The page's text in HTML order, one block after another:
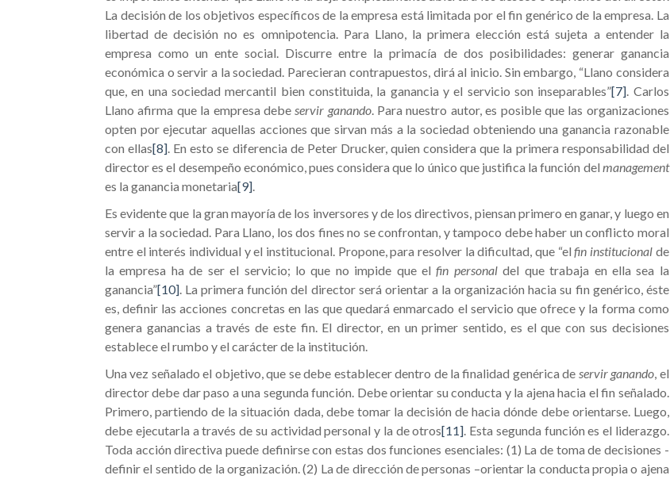
La decisión de los objetivos específicos de la empresa está limitada por el fin genérico de la empresa. La
libertad de decisión no es omnipotencia. Para Llano, la primera elección está sujeta a entender la
empresa como un ente social. Discurre entre la primacía de dos posibilidades: generar ganancia
económica o servir a la sociedad. Parecieran contrapuestos, dirá al inicio. Sin embargo, “Llano considera
que, en una sociedad mercantil bien constituida, la ganancia y el servicio son inseparables”[7]. Carlos
Llano afirma que la empresa debeservir ganando. Para nuestro autor, es posible que las organizaciones
opten por ejecutar aquellas acciones que sirvan más a la sociedad obteniendo una ganancia razonable
con ellas[8]. En esto se diferencia de Peter Drucker, quien considera que la primera responsabilidad del
director es el desempeño económico, pues considera que lo único que justifica la función del management
es la ganancia monetaria[9].
Es evidente que la gran mayoría de los inversores y de los directivos, piensan primero en ganar, y luego en
servir a la sociedad. Para Llano, los dos fines no se confrontan, y tampoco debe haber un conflicto moral
entre el interés individual y el institucional. Propone, para resolver la dificultad, que “elfin institucional de
la empresa ha de ser el servicio; lo que no impide que elfin personaldel que trabaja en ella sea la
ganancia”[10]. La primera función del director será orientar a la organización hacia su fin genérico, éste
es, definir las acciones concretas en las que quedará enmarcado el servicio que ofrece y la forma como
genera ganancias a través de este fin. El director, en un primer sentido, es el que con sus decisiones
establece el rumbo y el carácter de la institución.
Una vez señalado el objetivo, que se debe establecer dentro de la finalidad genérica de servir ganando, el
director debe dar paso a una segunda función. Debe orientar su conducta y la ajena hacia el fin señalado.
Primero, partiendo de la situación dada, debe tomar la decisión de hacia dónde debe orientarse. Luego,
debe ejecutarla a través de su actividad personal y la de otros[11]. Esta segunda función es el liderazgo.
Toda acción directiva puede definirse con estas dos funciones esenciales: (1) La de toma de decisiones -
definir el sentido de la organización. (2) La de dirección de personas –orientar la conducta propia o ajena